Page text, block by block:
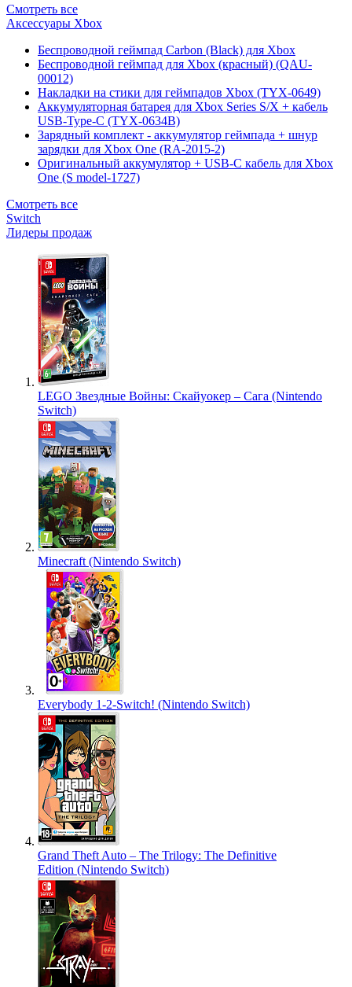
Смотреть все
Аксессуары Xbox
Беспроводной геймпад Carbon (Black) для Xbox
Беспроводной геймпад для Xbox (красный) (QAU-
00012)
Накладки на стики для геймпадов Xbox (TYX-0649)
Аккумуляторная батарея для Xbox Series S/X + кабель
USB-Type-C (TYX-0634B)
Зарядный комплект - аккумулятор геймпада + шнур
зарядки для Xbox One (RA-2015-2)
Оригинальный аккумулятор + USB-C кабель для Xbox
One (S model-1727)
Смотреть все
Switch
Лидеры продаж
LEGO Звездные Войны: Скайуокер – Сага (Nintendo
Switch)
Minecraft (Nintendo Switch)
Everybody 1-2-Switch! (Nintendo Switch)
Grand Theft Auto – The Trilogy: The Definitive
Edition (Nintendo Switch)